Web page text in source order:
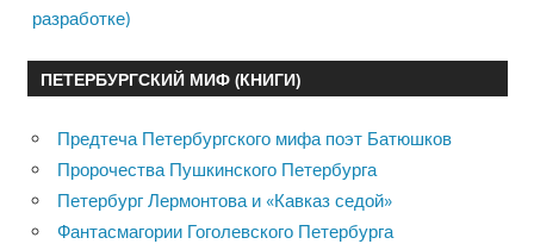
разработке)
ПЕТЕРБУРГСКИЙ МИФ (КНИГИ)
Предтеча Петербургского мифа поэт Батюшков
Пророчества Пушкинского Петербурга
Петербург Лермонтова и «Кавказ седой»
Фантасмагории Гоголевского Петербурга